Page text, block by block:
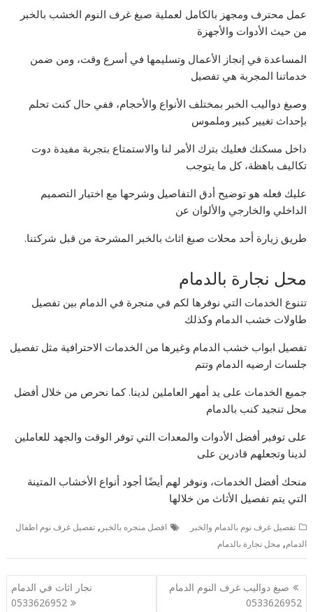
عمل محترف ومجهز بالكامل لعملية صبغ غرف النوم الخشب بالخبر
من حيث الأدوات والأجهزة
المساعدة في إنجاز الأعمال وتسليمها في أسرع وقت، ومن ضمن
خدماتنا المجربة هي تفصيل
وصبغ دواليب الخبر بمختلف الأنواع والأحجام، ففي حال كنت تحلم
بإحداث تغيير كبير وملموس
داخل مسكنك فعليك بترك الأمر لنا والاستمتاع بتجربة مفيدة دوت
تكاليف باهظة، كل ما يتوجب
عليك فعله هو توضيح أدق التفاصيل وشرحها مع اختيار التصميم
الداخلي والخارجي والألوان عن
طريق زيارة أحد محلات صبغ اثاث بالخبر المشرحة من قبل شركتنا.
محل نجارة بالدمام
تتنوع الخدمات التي نوفرها لكم في منجرة في الدمام بين تفصيل
طاولات خشب الدمام وكذلك
تفصيل ابواب خشب الدمام وغيرها من الخدمات الاحترافية مثل تفصيل
جلسات ارضيه الدمام وتتم
جميع الخدمات على يد أمهر العاملين لدينا. كما نحرص من خلال أفضل
محل تنجيد كنب بالدمام
على توفير أفضل الأدوات والمعدات التي توفر الوقت والجهد للعاملين
لدينا وتجعلهم قادرين على
منحك أفضل الخدمات، ونوفر لهم أيضًا أجود أنواع الأخشاب المتينة
التي يتم تفصيل الأثاث من خلالها
تفصيل غرف نوم بالدمام والخبر افضل منجره بالخبر ,تفصيل غرف نوم اطفال
الدمام,محل نجارة بالدمام
تصفّح
المقالات
صبغ دواليب غرف النوم الدمام
0533626952
نجار اثاث في الدمام
0533626952